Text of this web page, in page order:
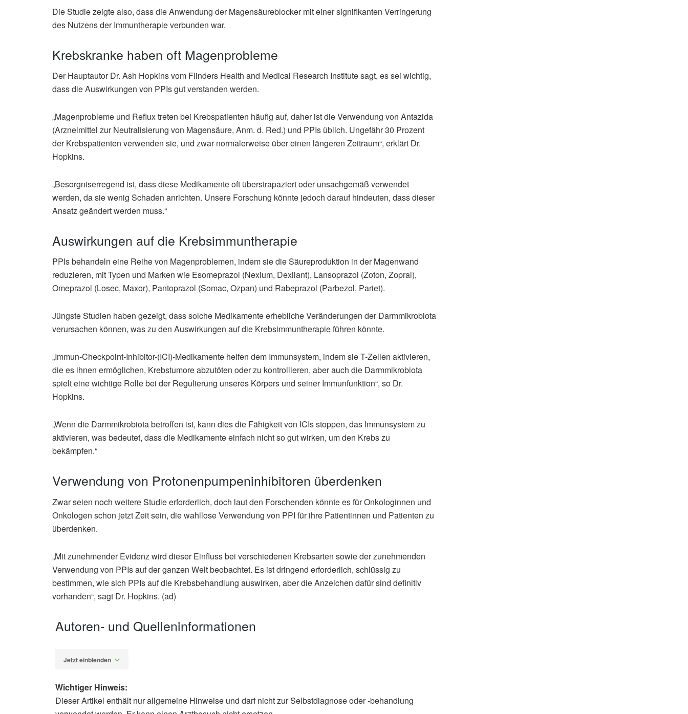
Die Studie zeigte also, dass die Anwendung der Magensäureblocker mit einer signifikanten Verringerung
des Nutzens der Immuntherapie verbunden war.
Krebskranke haben oft Magenprobleme
Der Hauptautor Dr. Ash Hopkins vom Flinders Health and Medical Research Institute sagt, es sei wichtig,
dass die Auswirkungen von PPIs gut verstanden werden.
„Magenprobleme und Reflux treten bei Krebspatienten häufig auf, daher ist die Verwendung von Antazida
(Arzneimittel zur Neutralisierung von Magensäure, Anm. d. Red.) und PPIs üblich. Ungefähr 30 Prozent
der Krebspatienten verwenden sie, und zwar normalerweise über einen längeren Zeitraum“, erklärt Dr.
Hopkins.
„Besorgniserregend ist, dass diese Medikamente oft überstrapaziert oder unsachgemäß verwendet
werden, da sie wenig Schaden anrichten. Unsere Forschung könnte jedoch darauf hindeuten, dass dieser
Ansatz geändert werden muss.“
Auswirkungen auf die Krebsimmuntherapie
PPIs behandeln eine Reihe von Magenproblemen, indem sie die Säureproduktion in der Magenwand
reduzieren, mit Typen und Marken wie Esomeprazol (Nexium, Dexilant), Lansoprazol (Zoton, Zopral),
Omeprazol (Losec, Maxor), Pantoprazol (Somac, Ozpan) und Rabeprazol (Parbezol, Pariet).
Jüngste Studien haben gezeigt, dass solche Medikamente erhebliche Veränderungen der Darmmikrobiota
verursachen können, was zu den Auswirkungen auf die Krebsimmuntherapie führen könnte.
„Immun-Checkpoint-Inhibitor-(ICI)-Medikamente helfen dem Immunsystem, indem sie T-Zellen aktivieren,
die es ihnen ermöglichen, Krebstumore abzutöten oder zu kontrollieren, aber auch die Darmmikrobiota
spielt eine wichtige Rolle bei der Regulierung unseres Körpers und seiner Immunfunktion“, so Dr.
Hopkins.
„Wenn die Darmmikrobiota betroffen ist, kann dies die Fähigkeit von ICIs stoppen, das Immunsystem zu
aktivieren, was bedeutet, dass die Medikamente einfach nicht so gut wirken, um den Krebs zu
bekämpfen.“
Verwendung von Protonenpumpeninhibitoren überdenken
Zwar seien noch weitere Studie erforderlich, doch laut den Forschenden könnte es für Onkologinnen und
Onkologen schon jetzt Zeit sein, die wahllose Verwendung von PPI für ihre Patientinnen und Patienten zu
überdenken.
„Mit zunehmender Evidenz wird dieser Einfluss bei verschiedenen Krebsarten sowie der zunehmenden
Verwendung von PPIs auf der ganzen Welt beobachtet. Es ist dringend erforderlich, schlüssig zu
bestimmen, wie sich PPIs auf die Krebsbehandlung auswirken, aber die Anzeichen dafür sind definitiv
vorhanden“, sagt Dr. Hopkins. (ad)
Autoren- und Quelleninformationen
Jetzt einblenden
Alfred Domke
Wichtiger Hinweis:
Dieser Artikel enthält nur allgemeine Hinweise und darf nicht zur Selbstdiagnose oder -behandlung